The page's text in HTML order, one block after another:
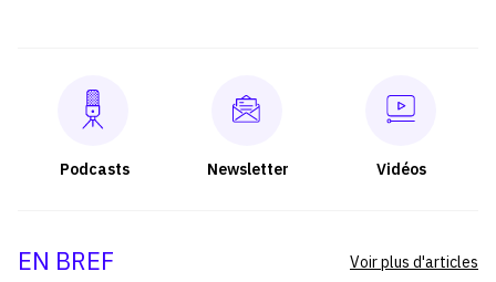
Podcasts Newsletter Vidéos
EN BREF Voir plus d'articles